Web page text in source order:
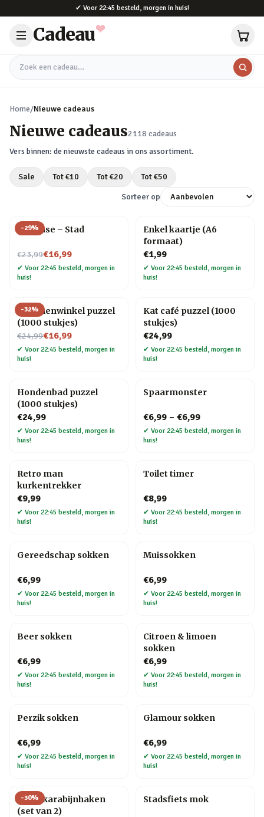
✔ Voor 22:45 besteld, morgen in huis!
Cadeau
Zoek een cadeau
Home/Nieuwe cadeaus
Nieuwe cadeaus2118 cadeaus
Vers binnen: de nieuwste cadeaus in ons assortiment.
Sale Tot €10 Tot €20 Tot €50
Sorteer op
-29%
Flip Vase – Stad
€23,99
Nu voor€16,99
✔ Voor 22:45 besteld, morgen in
huis!
Enkel kaartje (A6
formaat)
€1,99
✔ Voor 22:45 besteld, morgen in
huis!
-32%
Bloemenwinkel puzzel
(1000 stukjes)
€24,99
Nu voor€16,99
✔ Voor 22:45 besteld, morgen in
huis!
Kat café puzzel (1000
stukjes)
€24,99
✔ Voor 22:45 besteld, morgen in
huis!
Hondenbad puzzel
(1000 stukjes)
€24,99
✔ Voor 22:45 besteld, morgen in
huis!
Spaarmonster
€6,99 – €6,99
✔ Voor 22:45 besteld, morgen in
huis!
Retro man
kurkentrekker
€9,99
✔ Voor 22:45 besteld, morgen in
huis!
Toilet timer
€8,99
✔ Voor 22:45 besteld, morgen in
huis!
Gereedschap sokken
€6,99
✔ Voor 22:45 besteld, morgen in
huis!
Muissokken
€6,99
✔ Voor 22:45 besteld, morgen in
huis!
Beer sokken
€6,99
✔ Voor 22:45 besteld, morgen in
huis!
Citroen & limoen
sokken
€6,99
✔ Voor 22:45 besteld, morgen in
huis!
Perzik sokken
€6,99
✔ Voor 22:45 besteld, morgen in
huis!
Glamour sokken
€6,99
✔ Voor 22:45 besteld, morgen in
huis!
-30%
Hond karabijnhaken
(set van 2)
Stadsfiets mok